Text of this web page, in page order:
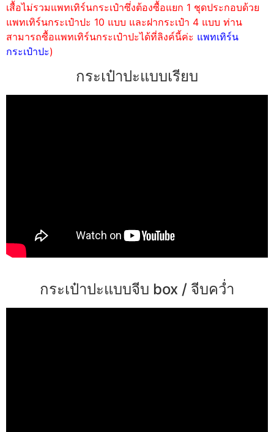
เสื้อไม่รวมแพทเทิร์นกระเป๋าซึ่งต้องซื้อแยก 1 ชุดประกอบด้วย
แพทเทิร์นกระเป๋าปะ 10 แบบ และฝากระเป๋า 4 แบบ ท่าน
สามารถซื้อแพทเทิร์นกระเป๋าปะได้ที่ลิงค์นี้ค่ะ แพทเทิร์น
กระเป๋าปะ)
กระเป๋าปะแบบเรียบ
กระเป๋าปะแบบจีบ box / จีบคว่ำ